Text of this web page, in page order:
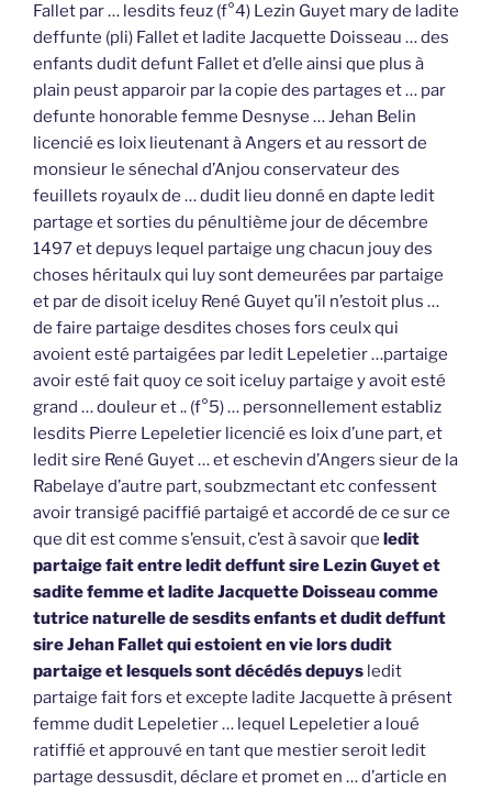
Fallet par … lesdits feuz (f°4) Lezin Guyet mary de ladite
deffunte (pli) Fallet et ladite Jacquette Doisseau … des
enfants dudit defunt Fallet et d’elle ainsi que plus à
plain peust apparoir par la copie des partages et … par
defunte honorable femme Desnyse … Jehan Belin
licencié es loix lieutenant à Angers et au ressort de
monsieur le sénechal d’Anjou conservateur des
feuillets royaulx de … dudit lieu donné en dapte ledit
partage et sorties du pénultième jour de décembre
1497 et depuys lequel partaige ung chacun jouy des
choses héritaulx qui luy sont demeurées par partaige
et par de disoit iceluy René Guyet qu’il n’estoit plus …
de faire partaige desdites choses fors ceulx qui
avoient esté partaigées par ledit Lepeletier …partaige
avoir esté fait quoy ce soit iceluy partaige y avoit esté
grand … douleur et .. (f°5) … personnellement establiz
lesdits Pierre Lepeletier licencié es loix d’une part, et
ledit sire René Guyet … et eschevin d’Angers sieur de la
Rabelaye d’autre part, soubzmectant etc confessent
avoir transigé paciffié partaigé et accordé de ce sur ce
que dit est comme s’ensuit, c’est à savoir que ledit
partaige fait entre ledit deffunt sire Lezin Guyet et
sadite femme et ladite Jacquette Doisseau comme
tutrice naturelle de sesdits enfants et dudit deffunt
sire Jehan Fallet qui estoient en vie lors dudit
partaige et lesquels sont décédés depuys ledit
partaige fait fors et excepte ladite Jacquette à présent
femme dudit Lepeletier … lequel Lepeletier a loué
ratiffié et approuvé en tant que mestier seroit ledit
partage dessusdit, déclare et promet en … d’article en